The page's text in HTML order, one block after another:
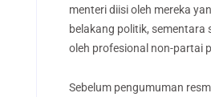
menteri diisi oleh mereka
belakang politik, sementara
oleh profesional non-partai
Sebelum pengumuman